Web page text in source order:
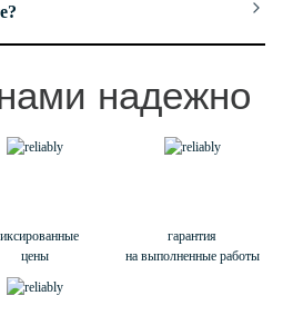
надежно
цены
гарантия
на выполненные работы